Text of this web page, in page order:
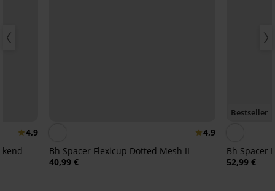
4,9
4,9
Bh Spacer Flexicup Dotted Mesh II
40,99 €
Bestseller
52,99 €